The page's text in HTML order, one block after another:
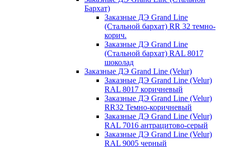
Бархат)
Заказные ДЭ Grand Line
(Стальной бархат) RR 32 темно-
корич.
Заказные ДЭ Grand Line
(Стальной бархат) RAL 8017
шоколад
Заказные ДЭ Grand Line (Velur)
Заказные ДЭ Grand Line (Velur)
RAL 8017 коричневый
Заказные ДЭ Grand Line (Velur)
RR32 Темно-коричневый
Заказные ДЭ Grand Line (Velur)
RAL 7016 антрацитово-серый
Заказные ДЭ Grand Line (Velur)
RAL 9005 черный